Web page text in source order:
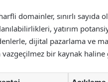
domainler, sınırlı sayıda
yatırım
dijital pazarlama ve
vazgeçilmez bir kaynak haline